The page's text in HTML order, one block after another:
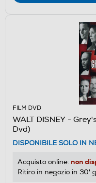
FILM DVD
WALT DISNEY -
Dvd)
DISPONIBILE SOLO IN
Acquisto online: non
Ritiro in negozio in 30'